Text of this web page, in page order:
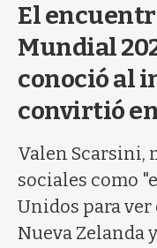
El
Mundial
conoció al
convirtió
Valen Scarsini,
sociales como
Unidos para
Nueva Zelanda